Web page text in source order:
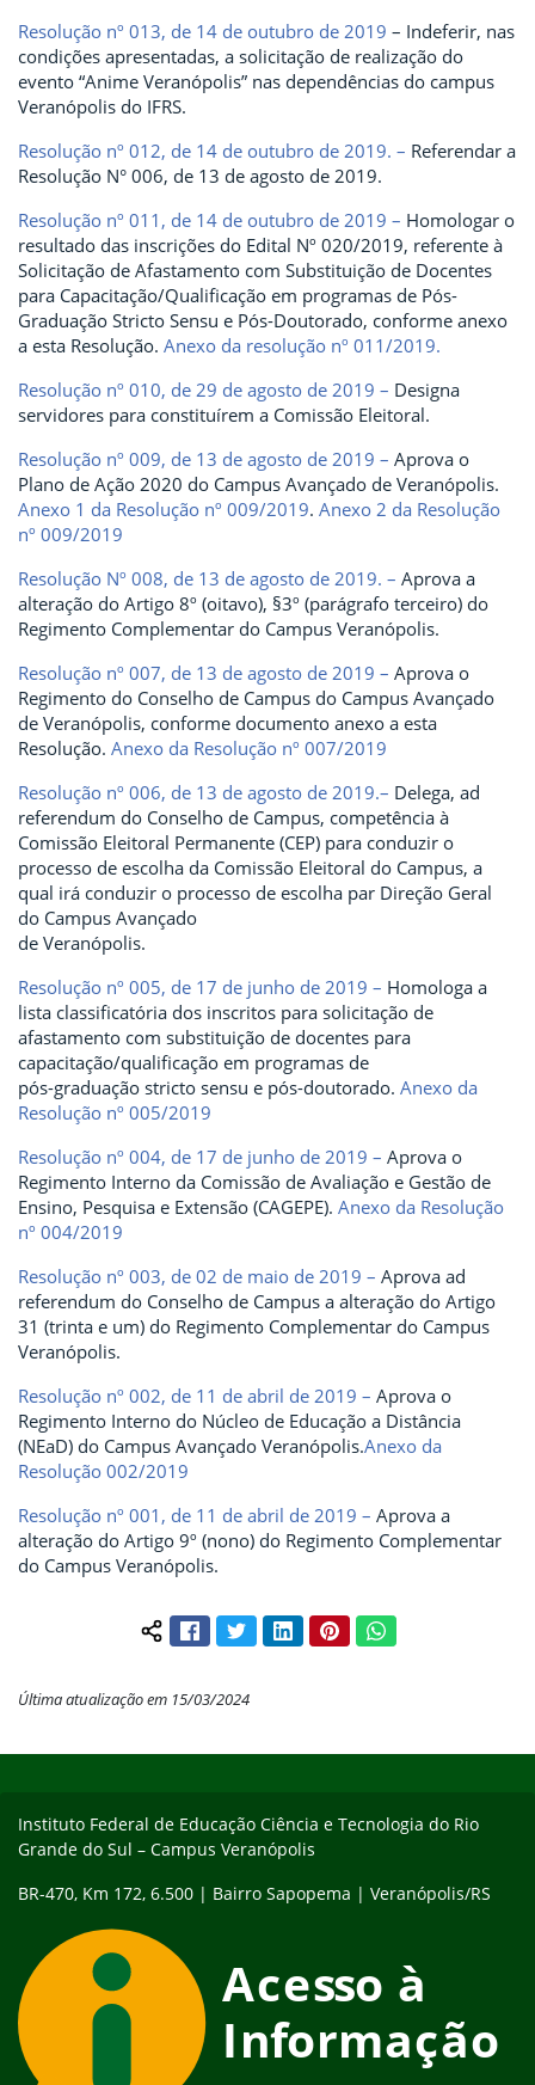
Resolução nº 013, de 14 de outubro de 2019 – Indeferir, nas
condições apresentadas, a solicitação de realização do
evento “Anime Veranópolis” nas dependências do campus
Veranópolis do IFRS.
Resolução nº 012, de 14 de outubro de 2019. – Referendar a
Resolução N° 006, de 13 de agosto de 2019.
Resolução nº 011, de 14 de outubro de 2019 – Homologar o
resultado das inscrições do Edital Nº 020/2019, referente à
Solicitação de Afastamento com Substituição de Docentes
para Capacitação/Qualificação em programas de Pós-
Graduação Stricto Sensu e Pós-Doutorado, conforme anexo
a esta Resolução. Anexo da resolução nº 011/2019.
Resolução nº 010, de 29 de agosto de 2019 – Designa
servidores para constituírem a Comissão Eleitoral.
Resolução nº 009, de 13 de agosto de 2019 – Aprova o
Plano de Ação 2020 do Campus Avançado de Veranópolis.
Anexo 1 da Resolução nº 009/2019. Anexo 2 da Resolução
nº 009/2019
Resolução Nº 008, de 13 de agosto de 2019. – Aprova a
alteração do Artigo 8º (oitavo), §3º (parágrafo terceiro) do
Regimento Complementar do Campus Veranópolis.
Resolução nº 007, de 13 de agosto de 2019 – Aprova o
Regimento do Conselho de Campus do Campus Avançado
de Veranópolis, conforme documento anexo a esta
Resolução. Anexo da Resolução nº 007/2019
Resolução nº 006, de 13 de agosto de 2019.– Delega, ad
referendum do Conselho de Campus, competência à
Comissão Eleitoral Permanente (CEP) para conduzir o
processo de escolha da Comissão Eleitoral do Campus, a
qual irá conduzir o processo de escolha par Direção Geral
do Campus Avançado
de Veranópolis.
Resolução nº 005, de 17 de junho de 2019 – Homologa a
lista classificatória dos inscritos para solicitação de
afastamento com substituição de docentes para
capacitação/qualificação em programas de
pós-graduação stricto sensu e pós-doutorado. Anexo da
Resolução nº 005/2019
Resolução nº 004, de 17 de junho de 2019 – Aprova o
Regimento Interno da Comissão de Avaliação e Gestão de
Ensino, Pesquisa e Extensão (CAGEPE). Anexo da Resolução
nº 004/2019
Resolução nº 003, de 02 de maio de 2019 – Aprova ad
referendum do Conselho de Campus a alteração do Artigo
31 (trinta e um) do Regimento Complementar do Campus
Veranópolis.
Resolução nº 002, de 11 de abril de 2019 – Aprova o
Regimento Interno do Núcleo de Educação a Distância
(NEaD) do Campus Avançado Veranópolis.Anexo da
Resolução 002/2019
Resolução nº 001, de 11 de abril de 2019 – Aprova a
alteração do Artigo 9º (nono) do Regimento Complementar
do Campus Veranópolis.
Compartilhar conteúdo:
FacebookTwitterLinkedInPinterestWhatsApp
Última atualização em 15/03/2024
Instituto Federal de Educação Ciência e Tecnologia do Rio
Grande do Sul – Campus Veranópolis
BR-470, Km 172, 6.500 | Bairro Sapopema | Veranópolis/RS